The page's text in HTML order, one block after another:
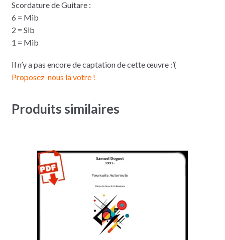
Scordature de Guitare :
6 = Mib
2 = Sib
1 = Mib
Il n’y a pas encore de captation de cette œuvre :’(
Proposez-nous la votre !
Produits similaires